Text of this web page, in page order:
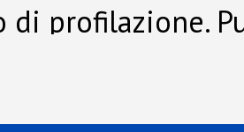
di profilazione.
Policy.